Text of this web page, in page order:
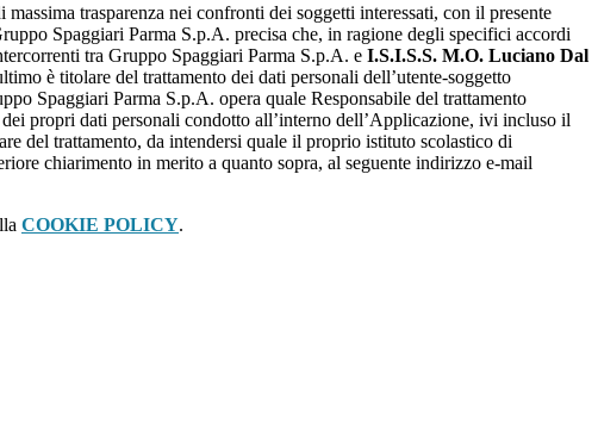
massima trasparenza nei confronti dei soggetti interessati, con il presente
Spaggiari Parma S.p.A. precisa che, in ragione degli specifici accordi
tra Gruppo Spaggiari Parma S.p.A. e I.S.I.S.S. M.O. Luciano Dal
è titolare del trattamento dei dati personali dell’utente-soggetto
Spaggiari Parma S.p.A. opera quale Responsabile del trattamento
propri dati personali condotto all’interno dell’Applicazione, ivi incluso il
del trattamento, da intendersi quale il proprio istituto scolastico di
chiarimento in merito a quanto sopra, al seguente indirizzo e-mail
COOKIE POLICY.